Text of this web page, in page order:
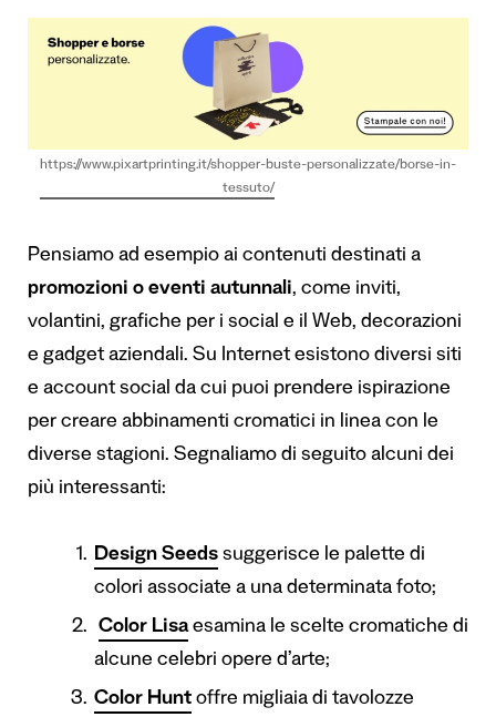
https://www.pixartprinting.it/shopper-buste-personalizzate/borse-in-
tessuto/
Pensiamo ad esempio ai contenuti destinati a
promozioni o eventi autunnali, come inviti,
volantini, grafiche per i social e il Web, decorazioni
e gadget aziendali. Su Internet esistono diversi siti
e account social da cui puoi prendere ispirazione
per creare abbinamenti cromatici in linea con le
diverse stagioni. Segnaliamo di seguito alcuni dei
più interessanti:
Design Seeds suggerisce le palette di
colori associate a una determinata foto;
Color Lisaesamina le scelte cromatiche di
alcune celebri opere d’arte;
Color Hunt offre migliaia di tavolozze